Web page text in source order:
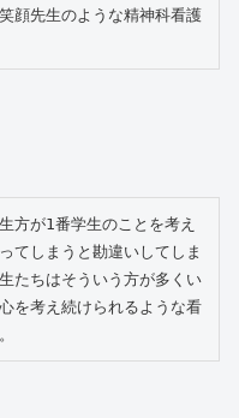
顔先生のような精神科看護
方が1番学生のことを考え
てしまうと勘違いしてしま
たちはそういう方が多くい
を考え続けられるような看